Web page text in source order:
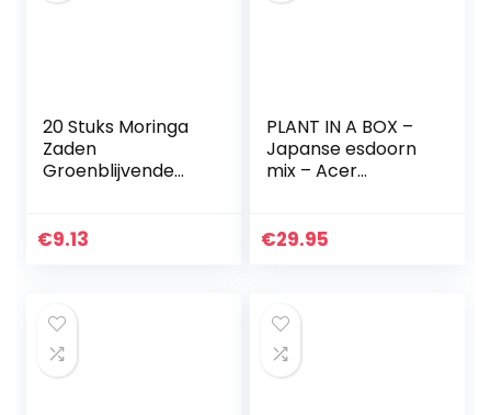
20 Stuks Moringa
Zaden
Groenblijvende
Waarde En
€9.13
PLANT IN A BOX –
Japanse esdoorn
mix – Acer
⌀10 cm – Hoogte
€29.95